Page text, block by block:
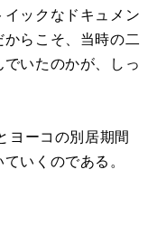
ックなドキュメン
らこそ、当時の二
いたのかが、しっ
ヨーコの別居期間
いくのである。